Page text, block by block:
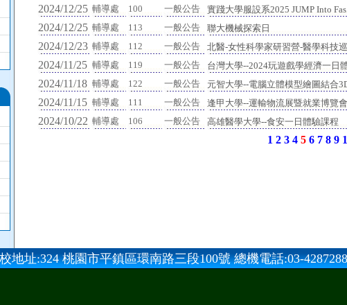
2024/12/25 輔導處 100 一般公告 實踐大學服設系2025 JUMP Into
2024/12/25 輔導處 113 一般公告 聯大機械探索日
2024/12/23 輔導處 112 一般公告 北醫-女性科學家研習營-醫學科技
2024/11/25 輔導處 119 一般公告 台灣大學--2024玩遊戲學經濟一日
2024/11/18 輔導處 122 一般公告 元智大學--電腦立體模型繪圖結合
2024/11/15 輔導處 111 一般公告 逢甲大學--運輸物流展暨就業博覽會
2024/10/22 輔導處 106 一般公告 高雄醫學大學--食安一日體驗課程
1 2 3 4 5 6 7 8 9
地址:324 桃園市平鎮區環南路三段100號 總機電話:03-